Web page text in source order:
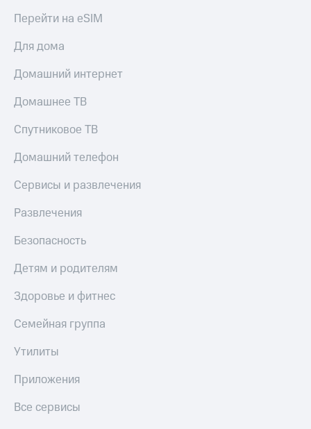
Перейти на eSIM
Для дома
Домашний интернет
Домашнее ТВ
Спутниковое ТВ
Домашний телефон
Сервисы и развлечения
Развлечения
Безопасность
Детям и родителям
Здоровье и фитнес
Семейная группа
Утилиты
Приложения
Все сервисы